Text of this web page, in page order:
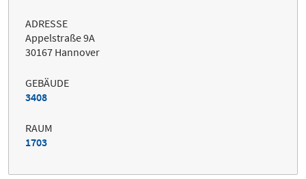
ADRESSE
Appelstraße 9A
30167 Hannover
GEBÄUDE
3408
RAUM
1703